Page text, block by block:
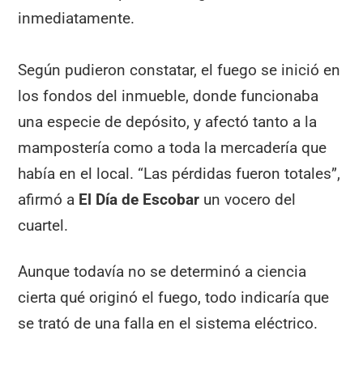
inmediatamente.
Según pudieron constatar, el fuego se inició en
los fondos del inmueble, donde funcionaba
una especie de depósito, y afectó tanto a la
mampostería como a toda la mercadería que
había en el local. “Las pérdidas fueron totales”,
afirmó a El Día de Escobar un vocero del
cuartel.
Aunque todavía no se determinó a ciencia
cierta qué originó el fuego, todo indicaría que
se trató de una falla en el sistema eléctrico.